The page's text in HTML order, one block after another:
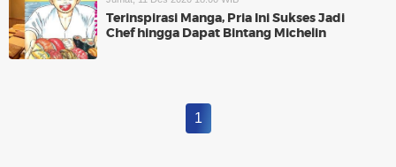
Terinspirasi Manga, Pria Ini Sukses Jadi
Chef hingga Dapat Bintang Michelin
1